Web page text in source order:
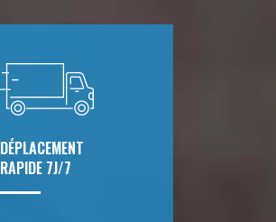
DÉPLACEMENT
RAPIDE 7J/7